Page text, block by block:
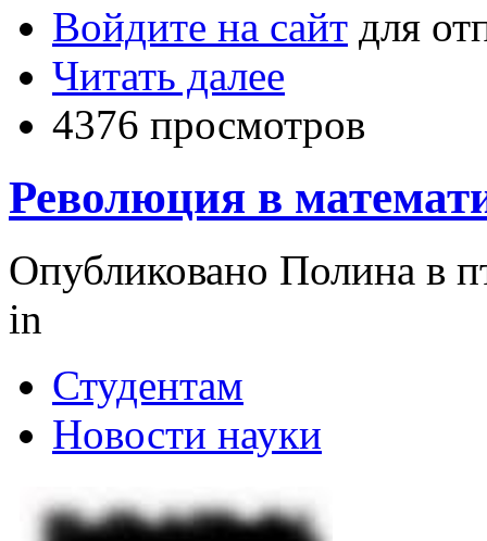
Войдите на сайт для
Читать далее
4376 просмотров
Революция в
Опубликовано Полина в
in
Студентам
Новости науки